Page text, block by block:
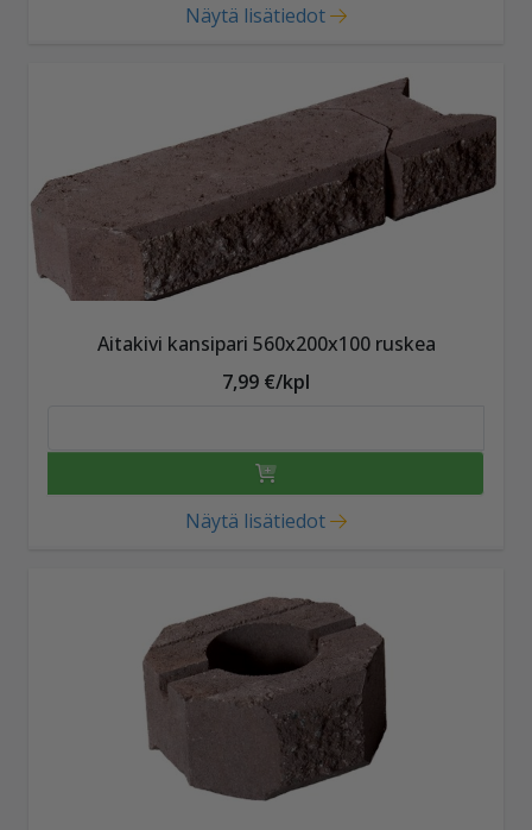
Näytä lisätiedot
Aitakivi kansipari 560x200x100 ruskea
7,99 €/kpl
Näytä lisätiedot